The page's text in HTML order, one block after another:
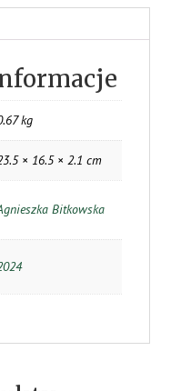
kg
× 16.5 × 2.1 cm
Bitkowska